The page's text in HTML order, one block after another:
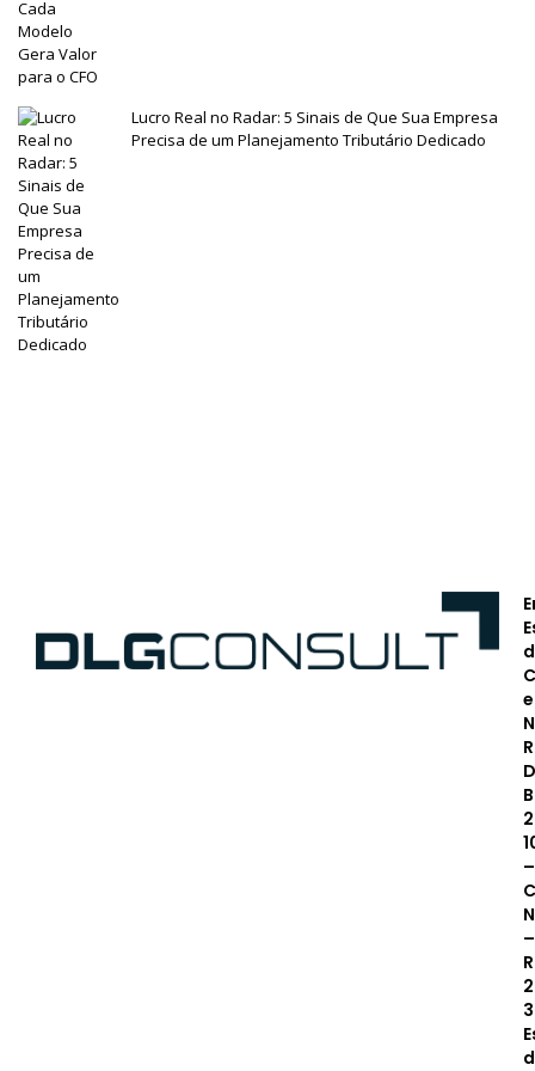
Lucro Real no Radar: 5 Sinais de Que Sua Empresa
Precisa de um Planejamento Tributário Dedicado
–
–